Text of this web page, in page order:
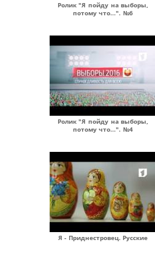
Ролик "Я пойду на выборы,
потому что...". №6
Ролик "Я пойду на выборы,
потому что...". №4
Я - Приднестровец. Русские